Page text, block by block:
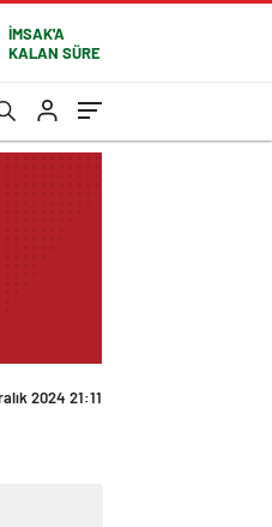
İMSAK'A
KALAN SÜRE
2024 21:11